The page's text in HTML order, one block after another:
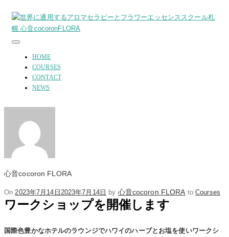
Toggle
navigation
HOME
COURSES
CONTACT
NEWS
心音cocoron FLORA
On Posted
on
2023年7月14日 2023年7月14日 by 心音cocoron FLORA toCourses
ワークショップを開催します
国際色豊かなホテルのラウンジでハワイのハーブとお塩を使いワークシ